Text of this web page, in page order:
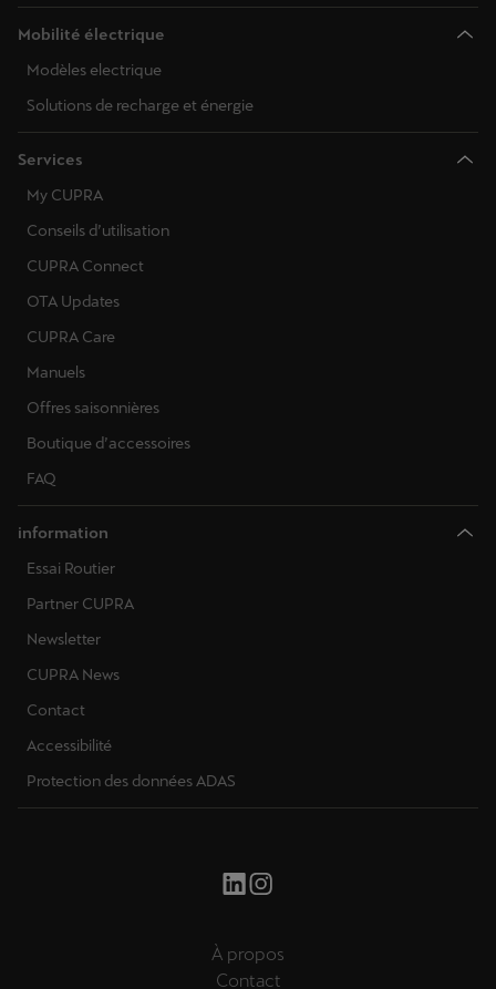
Mobilité électrique
Modèles electrique
Solutions de recharge et énergie
Services
My CUPRA
Conseils d’utilisation
CUPRA Connect
OTA Updates
CUPRA Care
Manuels
Offres saisonnières
Boutique d’accessoires
FAQ
information
Essai Routier
Partner CUPRA
Newsletter
CUPRA News
Contact
Accessibilité
Protection des données ADAS
À propos
Contact